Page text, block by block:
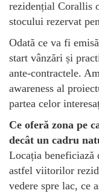
rezidențial Corallis
stocului rezervat
Odată ce va fi
start vânzări și
ante-contractele.
awareness al
partea celor
Ce oferă zona pe
decât un cadru
Locația
astfel viitorilor
vedere spre lac, ce